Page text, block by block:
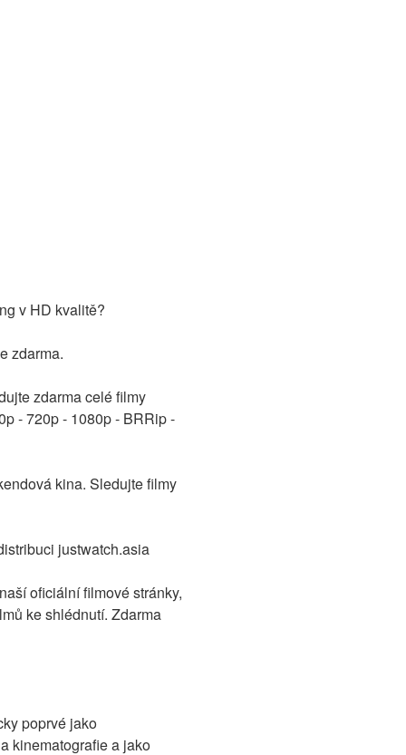
v HD kvalitě?
zdarma.
zdarma celé filmy
- 720p - 1080p - BRRip -
kina. Sledujte filmy
justwatch.asia
oficiální filmové stránky,
ke shlédnutí. Zdarma
poprvé jako
kinematografie a jako